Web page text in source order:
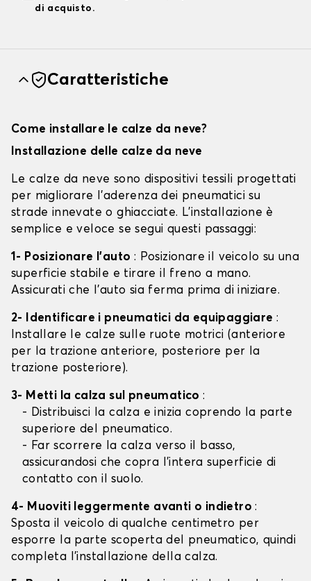
di acquisto.
Caratteristiche
Come installare le calze da neve?
Installazione delle calze da neve
Le calze da neve sono dispositivi tessili progettati
per migliorare l'aderenza dei pneumatici su
strade innevate o ghiacciate. L'installazione è
semplice e veloce se segui questi passaggi:
1- Posizionare l'auto : Posizionare il veicolo su una
superficie stabile e tirare il freno a mano.
Assicurati che l'auto sia ferma prima di iniziare.
2- Identificare i pneumatici da equipaggiare :
Installare le calze sulle ruote motrici (anteriore
per la trazione anteriore, posteriore per la
trazione posteriore).
3- Metti la calza sul pneumatico:
- Distribuisci la calza e inizia coprendo la parte
superiore del pneumatico.
- Far scorrere la calza verso il basso,
assicurandosi che copra l'intera superficie di
contatto con il suolo.
4- Muoviti leggermente avanti o indietro:
Sposta il veicolo di qualche centimetro per
esporre la parte scoperta del pneumatico, quindi
completa l'installazione della calza.